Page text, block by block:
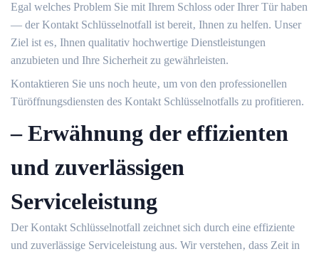
Egal welches Problem Sie mit Ihrem Schloss oder Ihrer Tür haben
― der Kontakt Schlüsselnotfall ist bereit‚ Ihnen zu helfen.​ Unser
Ziel ist es‚ Ihnen qualitativ hochwertige Dienstleistungen
anzubieten und Ihre Sicherheit zu gewährleisten.​
Kontaktieren Sie uns noch heute‚ um von den professionellen
Türöffnungsdiensten des Kontakt Schlüsselnotfalls zu profitieren.​
– Erwähnung der effizienten
und zuverlässigen
Serviceleistung
Der Kontakt Schlüsselnotfall zeichnet sich durch eine effiziente
und zuverlässige Serviceleistung aus.​ Wir verstehen‚ dass Zeit in